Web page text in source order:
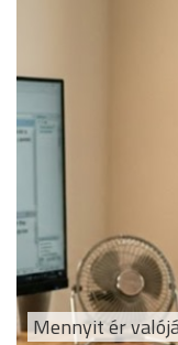
Mennyit ér